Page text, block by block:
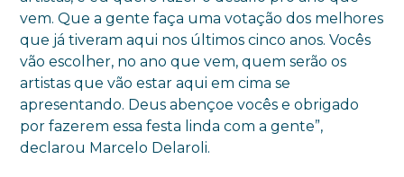
vem. Que a gente faça uma votação dos melhores
que já tiveram aqui nos últimos cinco anos. Vocês
vão escolher, no ano que vem, quem serão os
artistas que vão estar aqui em cima se
apresentando. Deus abençoe vocês e obrigado
por fazerem essa festa linda com a gente”,
declarou Marcelo Delaroli.